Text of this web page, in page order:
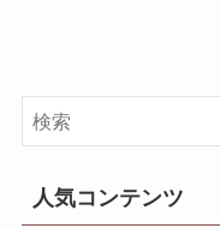
人気コンテンツ